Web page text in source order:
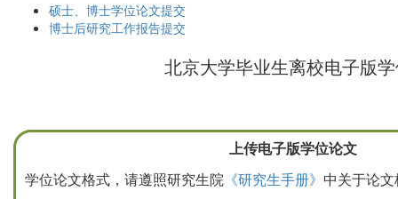
硕士、博士学位论文提交
博士后研究工作报告提交
北京大学毕业生离校电子版
上传电子版学位论文
学位论文格式，请遵照研究生院 《研究生手册》 中关于论